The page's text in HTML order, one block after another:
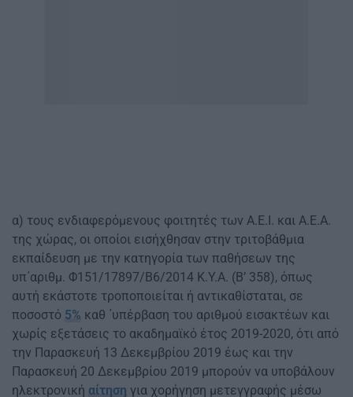
α) τους ενδιαφερόμενους φοιτητές των Α.Ε.Ι. και Α.Ε.Α.
της χώρας, οι οποίοι εισήχθησαν στην τριτοβάθμια
εκπαίδευση με την κατηγορία των παθήσεων της
υπ΄αριθμ. Φ151/17897/Β6/2014 Κ.Υ.Α. (Β’ 358), όπως
αυτή εκάστοτε τροποποιείται ή αντικαθίσταται, σε
ποσοστό 5% καθ ΄υπέρβαση του αριθμού εισακτέων και
χωρίς εξετάσεις το ακαδημαϊκό έτος 2019-2020, ότι από
την Παρασκευή 13 Δεκεμβρίου 2019 έως και την
Παρασκευή 20 Δεκεμβρίου 2019 μπορούν να υποβάλουν
ηλεκτρονική αίτηση για χορήγηση μετεγγραφής μέσω